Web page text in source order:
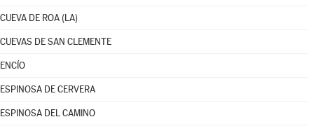
CUEVA DE ROA (LA)
CUEVAS DE SAN CLEMENTE
ENCÍO
ESPINOSA DE CERVERA
ESPINOSA DEL CAMINO